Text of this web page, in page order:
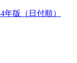
版（日付順）